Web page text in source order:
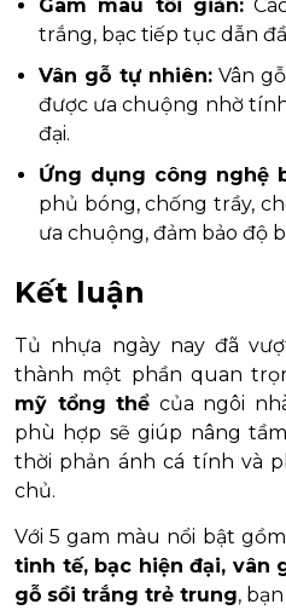
Gam màu tối giản:
trắng, bạc tiếp tục dẫn
Vân gỗ tự nhiên:Vân
được ưa chuộng nhờ
đại.
Ứng dụng công nghệ
phủ bóng, chống trầy,
ưa chuộng, đảm bảo độ
Kết luận
Tủ nhựa ngày nay đã
thành một phần quan
mỹ tổng thể của ngôi
phù hợp sẽ giúp nâng
thời phản ánh cá tính và
chủ.
Với 5 gam màu nổi bật
tinh tế, bạc hiện đại, vân
gỗ sồi trắng trẻ trung,